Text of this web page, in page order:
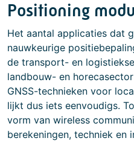
Positioning
Het aantal applicaties dat
nauwkeurige
de transport- en
landbouw- en
GNSS-technieken voor
lijkt dus iets eenvoudigs.
vorm van wireless
berekeningen, techniek en